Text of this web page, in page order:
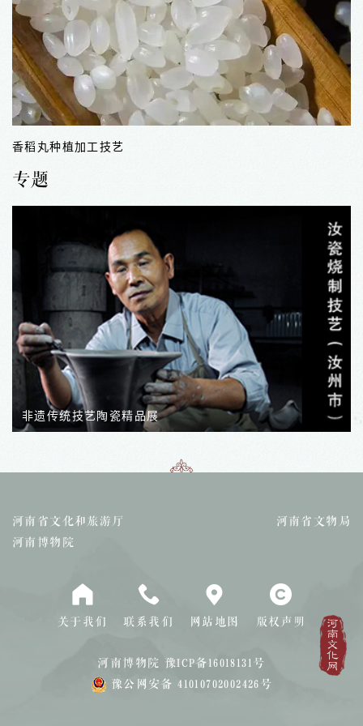
香稻丸种植加工技艺
专题
非遗传统技艺陶瓷精品展
河南省文化和旅游厅
河南省文物局
河南博物院
关于我们 联系我们 网站地图 版权声明
河南博物院 豫ICP备16018131号
豫公网安备 41010702002426号